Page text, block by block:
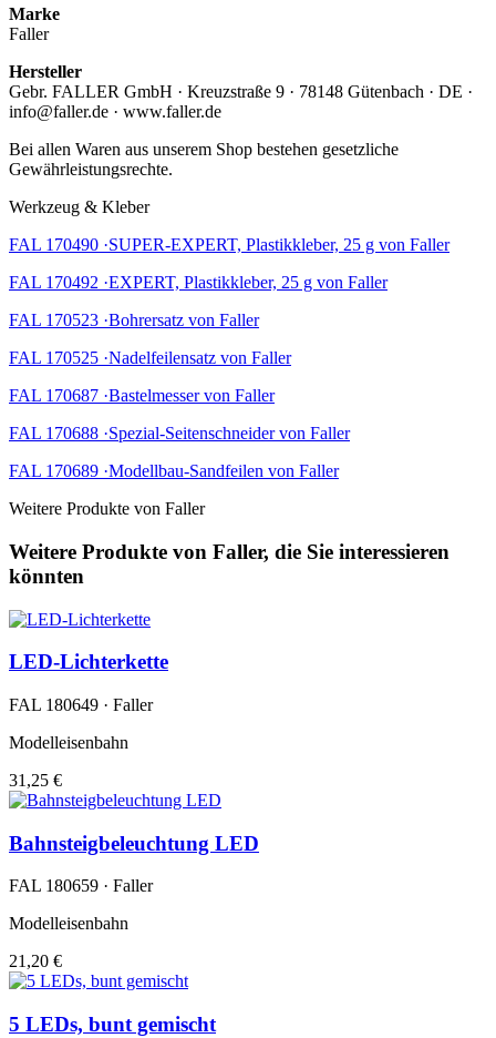
Marke
Faller
Hersteller
Gebr. FALLER GmbH · Kreuzstraße 9 · 78148 Gütenbach · DE ·
info@faller.de · www.faller.de
Bei allen Waren aus unserem Shop bestehen gesetzliche
Gewährleistungsrechte.
Werkzeug & Kleber
FAL 170490 ·SUPER-EXPERT, Plastikkleber, 25 g von Faller
FAL 170492 ·EXPERT, Plastikkleber, 25 g von Faller
FAL 170523 ·Bohrersatz von Faller
FAL 170525 ·Nadelfeilensatz von Faller
FAL 170687 ·Bastelmesser von Faller
FAL 170688 ·Spezial-Seitenschneider von Faller
FAL 170689 ·Modellbau-Sandfeilen von Faller
Weitere Produkte von Faller
Weitere Produkte von Faller, die Sie interessieren
könnten
LED-Lichterkette
FAL 180649 · Faller
Modelleisenbahn
31,25 €
Bahnsteigbeleuchtung LED
FAL 180659 · Faller
Modelleisenbahn
21,20 €
5 LEDs, bunt gemischt